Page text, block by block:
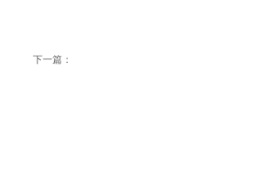
下一篇：